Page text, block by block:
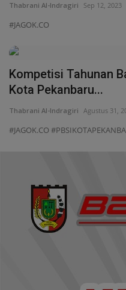
Thabrani Al-Indragiri Sep 12, 2023
#JAGOK.CO
Kompetisi Tahunan
Kota Pekanbaru...
Thabrani Al-Indragiri Agustus 31,
#JAGOK.CO